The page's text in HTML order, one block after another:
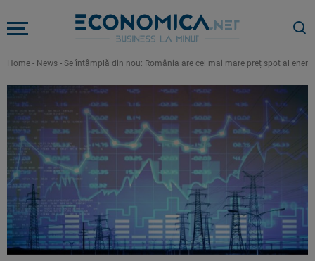
Home - News - Se întâmplă din nou: România are cel mai mare preț spot al